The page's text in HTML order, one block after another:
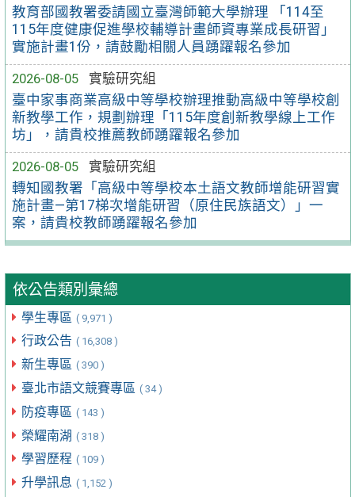
教育部國教署委請國立臺灣師範大學辦理 「114至
115年度健康促進學校輔導計畫師資專業成長研習」
實施計畫1份，請鼓勵相關人員踴躍報名參加
2026-08-05
實驗研究組
臺中家事商業高級中等學校辦理推動高級中等學校創
新教學工作，規劃辦理「115年度創新教學線上工作
坊」，請貴校推薦教師踴躍報名參加
2026-08-05
實驗研究組
轉知國教署「高級中等學校本土語文教師增能研習實
施計畫—第17梯次增能研習（原住民族語文）」一
案，請貴校教師踴躍報名參加
依公告類別彙總
學生專區 ( 9,971 )
行政公告 ( 16,308 )
新生專區 ( 390 )
臺北市語文競賽專區 ( 34 )
防疫專區 ( 143 )
榮耀南湖 ( 318 )
學習歷程 ( 109 )
升學訊息 ( 1,152 )